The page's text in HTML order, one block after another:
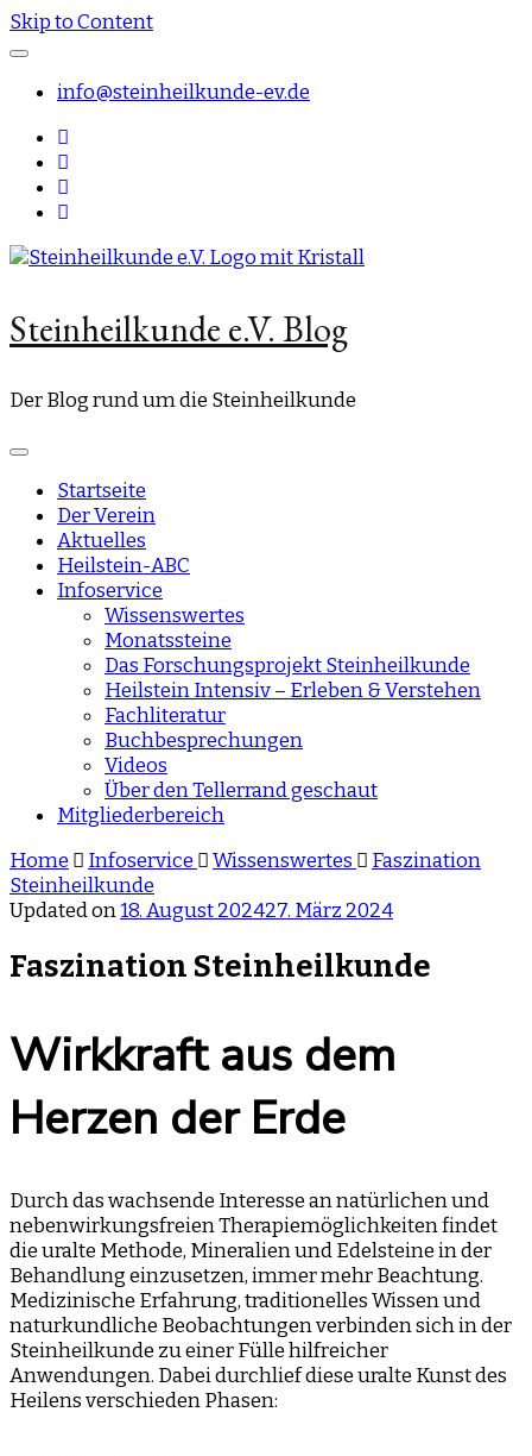
Skip to Content
info@steinheilkunde-ev.de
Steinheilkunde e.V. Blog
Der Blog rund um die Steinheilkunde
Startseite
Der Verein
Aktuelles
Heilstein-ABC
Infoservice
Wissenswertes
Monatssteine
Das Forschungsprojekt Steinheilkunde
Heilstein Intensiv – Erleben & Verstehen
Fachliteratur
Buchbesprechungen
Videos
Über den Tellerrand geschaut
Mitgliederbereich
Home
Infoservice Wissenswertes
Faszination
Steinheilkunde
Updated on18. August 202427. März 2024
Faszination Steinheilkunde
Wirkkraft aus dem
Herzen der Erde
Durch das wachsende Interesse an natürlichen und
nebenwirkungsfreien Therapiemöglichkeiten findet
die uralte Methode, Mineralien und Edelsteine in der
Behandlung einzusetzen, immer mehr Beachtung.
Medizinische Erfahrung, traditionelles Wissen und
naturkundliche Beobachtungen verbinden sich in der
Steinheilkunde zu einer Fülle hilfreicher
Anwendungen. Dabei durchlief diese uralte Kunst des
Heilens verschieden Phasen: